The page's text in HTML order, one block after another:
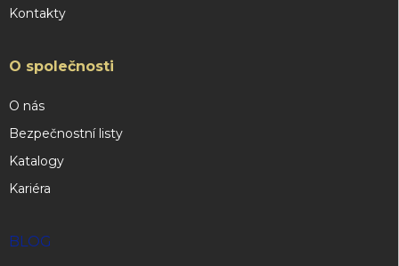
Kontakty
O společnosti
O nás
Bezpečnostní listy
Katalogy
Kariéra
BLOG